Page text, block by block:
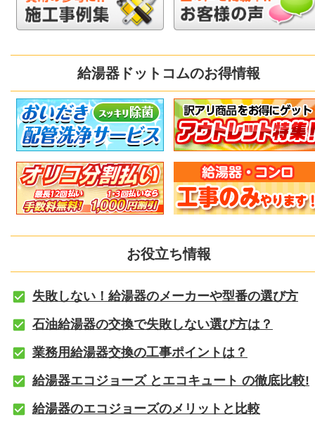
給湯器ドットコムのお得情報
お役立ち情報
失敗しない！給湯器のメーカーや型番の選び方
石油給湯器の交換で失敗しない選び方は？
業務用給湯器交換の工事ポイントは？
給湯器エコジョーズ とエコキュート の徹底比較!
給湯器のエコジョーズのメリットと比較